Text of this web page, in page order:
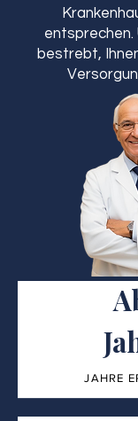
entsprechen.
bestrebt,
JAHRE